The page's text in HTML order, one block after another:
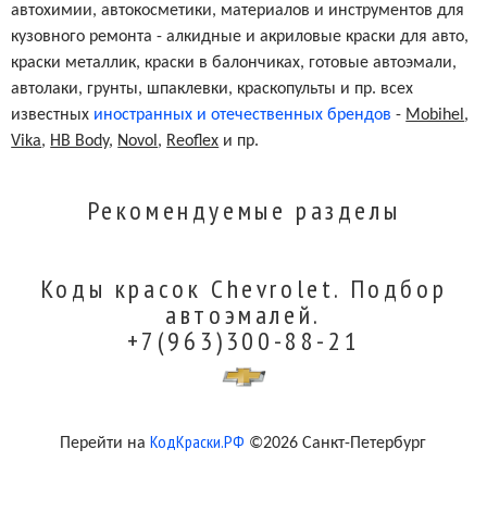
Ultra Silver Metallic (Wheel
Color)
WA8867
автохимии, автокосметики, материалов и инструментов для
кузовного ремонта - алкидные и акриловые краски для авто,
краски металлик, краски в балончиках, готовые автоэмали,
автолаки, грунты, шпаклевки, краскопульты и пр. всех
известных иностранных и отечественных брендов - Mobihel ,
Vika, HB Body, Novol , Reoflex и пр.
Рекомендуемые разделы
Коды красок Chevrolet. Подбор
автоэмалей.
+7(963)300-88-21
Перейти наКодКраски.РФ ©2026 Санкт-Петербург